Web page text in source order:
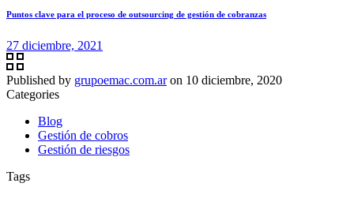
Puntos clave para el proceso de outsourcing de gestión de cobranzas
27 diciembre, 2021
Published by grupoemac.com.ar on 10 diciembre, 2020
Categories
Blog
Gestión de cobros
Gestión de riesgos
Tags